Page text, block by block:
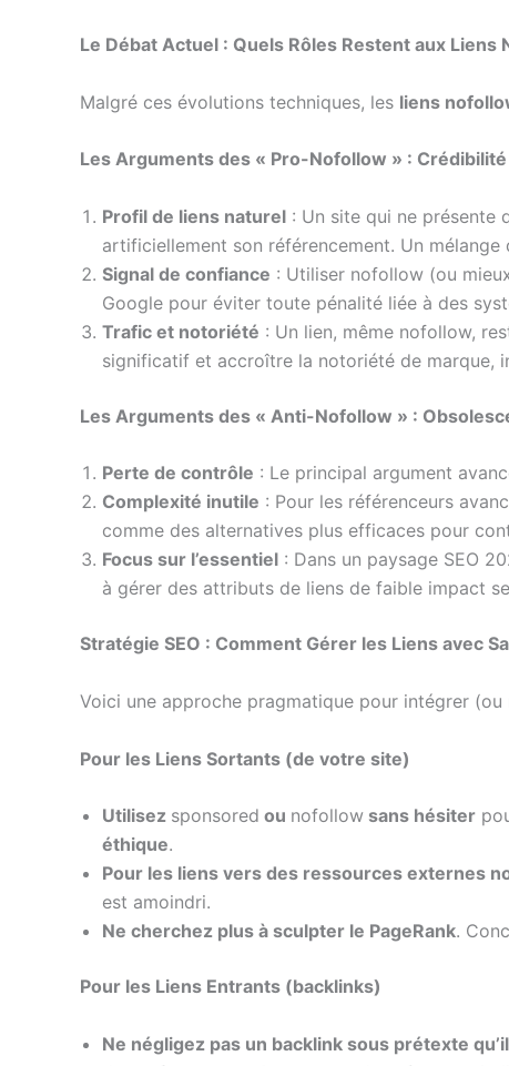
Le Débat Actuel : Quels Rôles Restent aux Liens
Malgré ces évolutions techniques, les liens
Les Arguments des « Pro-Nofollow » :
Profil de liens naturel : Un site qui ne présente
artificiellement son référencement. Un
Signal de confiance : Utiliser nofollow (ou
Google pour éviter toute pénalité liée à des
Trafic et notoriété : Un lien, même nofollow,
significatif et accroître la notoriété de marque,
Les Arguments des « Anti-Nofollow » :
Perte de contrôle : Le principal argument
Complexité inutile : Pour les référenceurs
comme des alternatives plus efficaces pour
Focus sur l’essentiel : Dans un paysage SEO
à gérer des attributs de liens de faible impact
Stratégie SEO : Comment Gérer les Liens avec
Voici une approche pragmatique pour intégrer (ou
Pour les Liens Sortants (de votre site)
Utilisez sponsored ou nofollow sans hésiter
éthique.
Pour les liens vers des ressources externes
est amoindri.
Ne cherchez plus à sculpter le PageRank.
Pour les Liens Entrants (backlinks)
Ne négligez pas un backlink sous prétexte